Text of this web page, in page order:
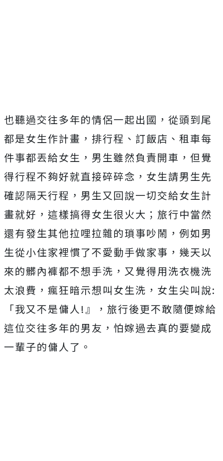
也聽過交往多年的情侶一起出國，從頭到尾
都是女生作計畫，排行程、訂飯店、租車每
件事都丟給女生，男生雖然負責開車，但覺
得行程不夠好就直接碎碎念，女生請男生先
確認隔天行程，男生又回說一切交給女生計
畫就好，這樣搞得女生很火大；旅行中當然
還有發生其他拉哩拉雜的瑣事吵鬧，例如男
生從小住家裡慣了不愛動手做家事，幾天以
來的髒內褲都不想手洗，又覺得用洗衣機洗
太浪費，瘋狂暗示想叫女生洗，女生尖叫說:
「我又不是傭人!』，旅行後更不敢隨便嫁給
這位交往多年的男友，怕嫁過去真的要變成
一輩子的傭人了。